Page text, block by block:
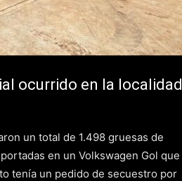
ocurrido en la localidad
un total de 1.498 gruesas de
en un Volkswagen Gol que
tenía un pedido de secuestro por